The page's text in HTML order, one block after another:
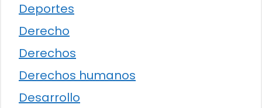
Deportes
Derecho
Derechos
Derechos humanos
Desarrollo